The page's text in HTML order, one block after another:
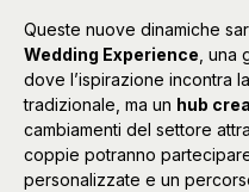
Queste nuove dinamiche
Wedding Experience ,
dove l’ispirazione incontra
tradizionale, ma un hub
cambiamenti del settore
coppie potranno
personalizzate e un